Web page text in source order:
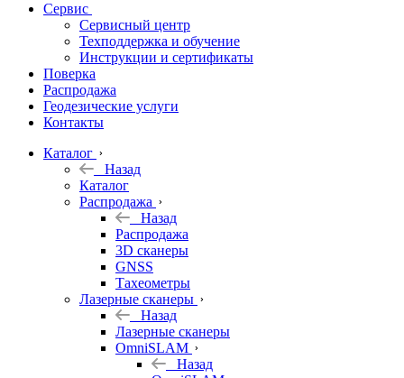
Софт
Георадары
Акции
Гидрография
Подбор
оборудования
по задачам
Архив
Геодезическое
оборудование
Сервис
Сервисный центр
Техподдержка и обучение
Инструкции и сертификаты
Поверка
Распродажа
Геодезические услуги
Контакты
Каталог
Назад
Каталог
Распродажа
Назад
Распродажа
3D сканеры
GNSS
Тахеометры
Лазерные сканеры
Назад
Лазерные сканеры
OmniSLAM
Назад